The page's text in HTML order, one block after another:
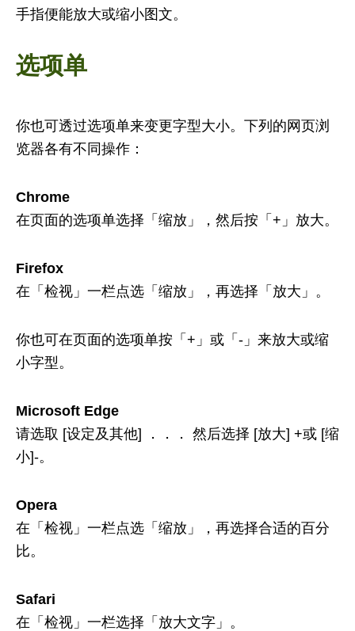
手指便能放大或缩小图文。
选项单
你也可透过选项单来变更字型大小。下列的网页浏
览器各有不同操作：
Chrome
在页面的选项单选择「缩放」，然后按「+」放大。
Firefox
在「检视」一栏点选「缩放」，再选择「放大」。
你也可在页面的选项单按「+」或「-」来放大或缩
小字型。
Microsoft Edge
请选取 [设定及其他] ．．． 然后选择 [放大] +或 [缩
小]-。
Opera
在「检视」一栏点选「缩放」，再选择合适的百分
比。
Safari
在「检视」一栏选择「放大文字」。